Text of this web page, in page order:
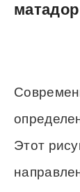
матадор
Этот